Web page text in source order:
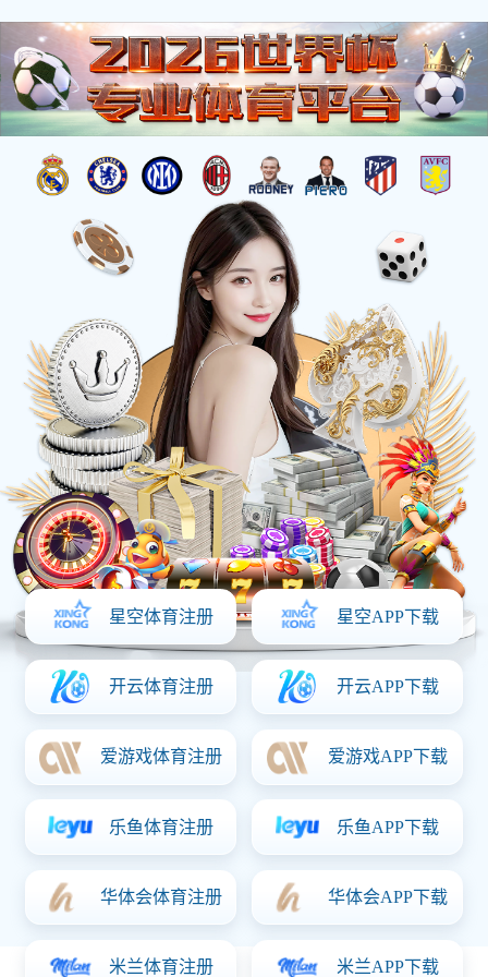
疫木粉碎机
树木粉碎机BC1600
Copyright © 2020 版权所有: NG体育
传真：0543-4830686手机：13581163599
网站首页 产品类型
在线客服
微信咨询